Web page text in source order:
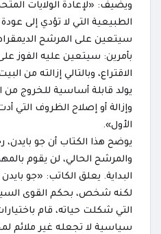
ويضيف: «لإعادة الولايات
الطبيعية التي لا تؤدي إلى
سيتعين على المرشح
بأمرين: سيتعين عليه الفوز
الاقتراع، وبالتالي إزالته من
يولد قابلة أساسية للخروج
وإزالة أو إصلاح الظروف التي
الأول».
يوضح هذا الكتاب أن جو بايدن،
والمرشح الحالي، لن يقوم
البداية. يعلق الكاتب: «جو
لكنه شخص، بحكم القوى
التي شكلت حياته، قام
سياسية لا تجعله غير ملائم